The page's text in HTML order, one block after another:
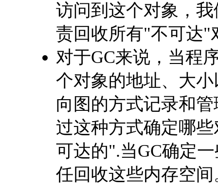
访问到这个对象，
责回收所有"不可达"
对于GC来说，当程
个对象的地址、大
向图的方式记录和
过这种方式确定哪
可达的".当GC确定
任回收这些内存空间